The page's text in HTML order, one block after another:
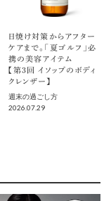
日焼け対策からアフター
ケアまで。「夏ゴルフ」必
携の美容アイテム
【第3回 イソップのボディ
クレンザー】
週末の過ごし方
2026.07.29